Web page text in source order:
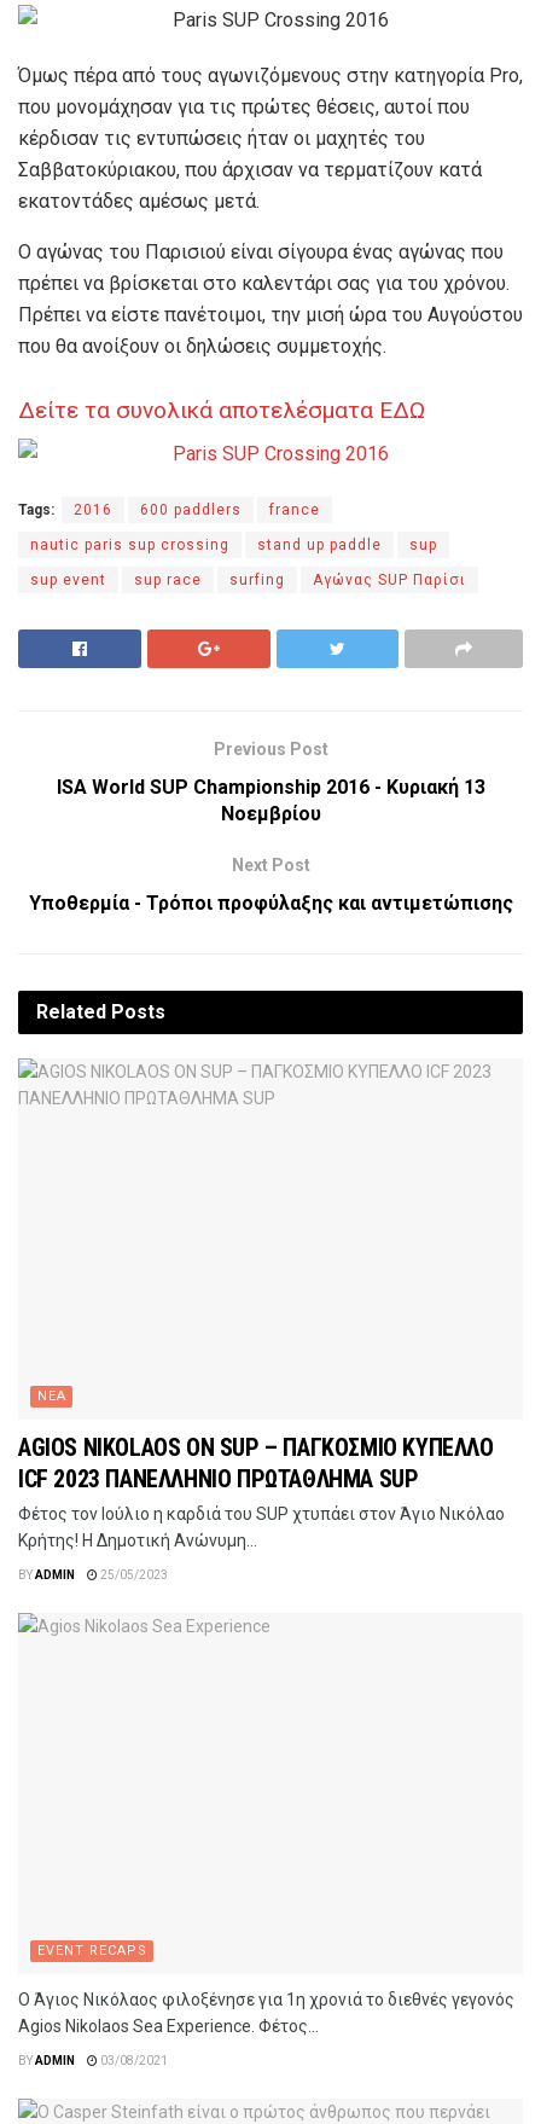
Όμως πέρα από τους αγωνιζόμενους στην κατηγορία Pro,
που μονομάχησαν για τις πρώτες θέσεις, αυτοί που
κέρδισαν τις εντυπώσεις ήταν οι μαχητές του
Σαββατοκύριακου, που άρχισαν να τερματίζουν κατά
εκατοντάδες αμέσως μετά.
Ο αγώνας του Παρισιού είναι σίγουρα ένας αγώνας που
πρέπει να βρίσκεται στο καλεντάρι σας για του χρόνου.
Πρέπει να είστε πανέτοιμοι, την μισή ώρα του Αυγούστου
που θα ανοίξουν οι δηλώσεις συμμετοχής.
Δείτε τα συνολικά αποτελέσματα ΕΔΩ
Tags: 2016 600 paddlers france
nautic paris sup crossing stand up paddle sup
sup event sup race surfing Αγώνας SUP Παρίσι
Previous Post
ISA World SUP Championship 2016 - Κυριακή 13
Νοεμβρίου
Next Post
Υποθερμία - Τρόποι προφύλαξης και αντιμετώπισης
Related Posts
ΝΕΑ
AGIOS NIKOLAOS ON SUP – ΠΑΓΚΟΣΜΙΟ ΚΥΠΕΛΛΟ
ICF 2023 ΠΑΝΕΛΛΗΝΙΟ ΠΡΩΤΑΘΛΗΜΑ SUP
Φέτος τον Ιούλιο η καρδιά του SUP χτυπάει στον Άγιο Νικόλαο
Κρήτης! Η Δημοτική Ανώνυμη...
BYADMIN 25/05/2023
EVENT RECAPS
Ο Άγιος Νικόλαος φιλοξένησε για 1η χρονιά το διεθνές γεγονός
Agios Nikolaos Sea Experience. Φέτος...
BYADMIN 03/08/2021